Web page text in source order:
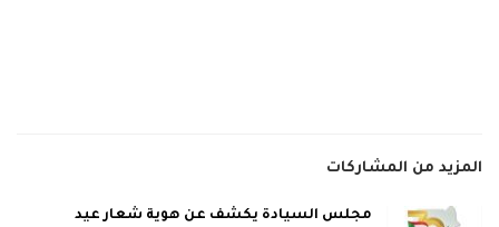
المزيد من المشاركات
مجلس السيادة يكشف عن هوية شعار عيد